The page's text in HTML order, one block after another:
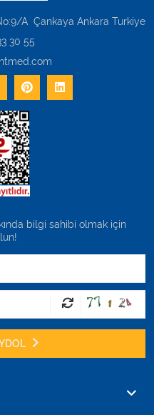
A Çankaya Ankara Turkiye
30 55
bilgi sahibi olmak için